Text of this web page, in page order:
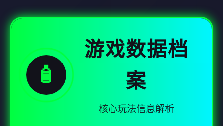
🧴
游戏数据档
案
核心玩法信息解析